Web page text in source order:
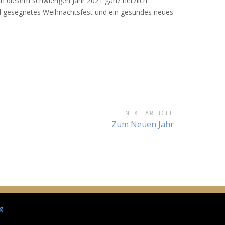
Weihnachtsfest und ein gesundes neues
NEXT ARTICLE
Next
Zum Neuen Jahr